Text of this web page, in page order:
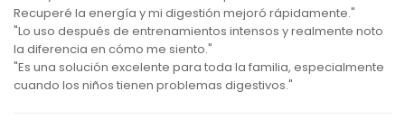
Recuperé la energía y mi digestión mejoró rápidamente."
"Lo uso después de entrenamientos intensos y realmente noto
la diferencia en cómo me siento."
"Es una solución excelente para toda la familia, especialmente
cuando los niños tienen problemas digestivos."